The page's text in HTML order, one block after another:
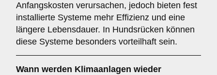
Anfangskosten verursachen, jedoch bieten fest
installierte Systeme mehr Effizienz und eine
längere Lebensdauer. In Hundsrücken können
diese Systeme besonders vorteilhaft sein.
Wann werden Klimaanlagen wieder